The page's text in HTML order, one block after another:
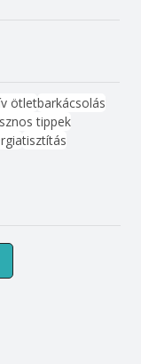
ötletbarkácsolás
tippek
tisztítás